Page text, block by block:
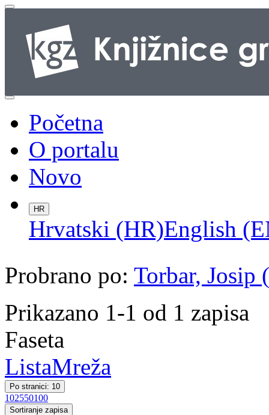
Početna
O portalu
Novo
HR
Hrvatski (HR)English
Probrano po: Torbar, Josip
Prikazano 1-1 od 1 zapisa
Faseta
ListaMreža
Po stranici: 10
102550100
Sortiranje zapisa